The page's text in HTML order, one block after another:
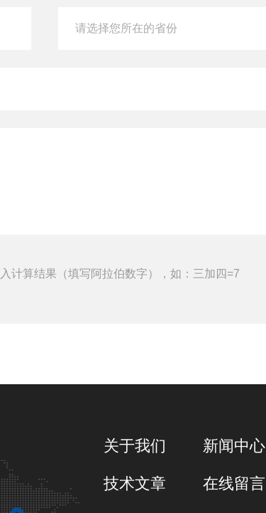
计算结果（填写阿拉伯数字），如：三加四=7
关于我们 新闻中心
技术文章 在线留言